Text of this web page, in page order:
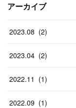
アーカイブ
2023.08 (2)
2023.04 (2)
2022.11 (1)
2022.09 (1)